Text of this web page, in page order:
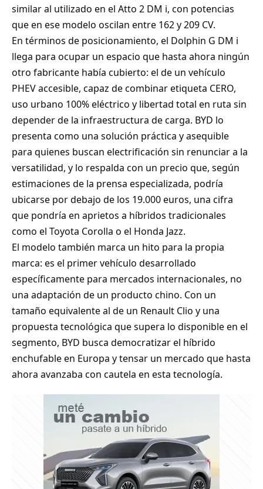
similar al utilizado en el Atto 2 DM i, con potencias
que en ese modelo oscilan entre 162 y 209 CV.
En términos de posicionamiento, el Dolphin G DM i
llega para ocupar un espacio que hasta ahora ningún
otro fabricante había cubierto: el de un vehículo
PHEV accesible, capaz de combinar etiqueta CERO,
uso urbano 100% eléctrico y libertad total en ruta sin
depender de la infraestructura de carga. BYD lo
presenta como una solución práctica y asequible
para quienes buscan electrificación sin renunciar a la
versatilidad, y lo respalda con un precio que, según
estimaciones de la prensa especializada, podría
ubicarse por debajo de los 19.000 euros, una cifra
que pondría en aprietos a híbridos tradicionales
como el Toyota Corolla o el Honda Jazz.
El modelo también marca un hito para la propia
marca: es el primer vehículo desarrollado
específicamente para mercados internacionales, no
una adaptación de un producto chino. Con un
tamaño equivalente al de un Renault Clio y una
propuesta tecnológica que supera lo disponible en el
segmento, BYD busca democratizar el híbrido
enchufable en Europa y tensar un mercado que hasta
ahora avanzaba con cautela en esta tecnología.